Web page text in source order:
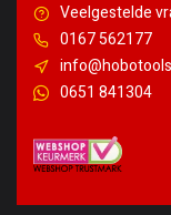
Veelgestelde
0167 562177
0651 841304